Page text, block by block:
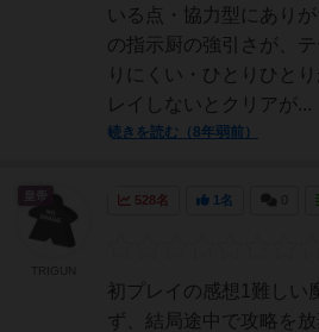
いる点・協力型にあり
の指示厨の強引さが、
りにくい・ひとりひと
レイしないとクリアが...
続きを読む（8年弱前）
528名 1名
初プレイの感想1難しい
ず、結局途中で攻略を